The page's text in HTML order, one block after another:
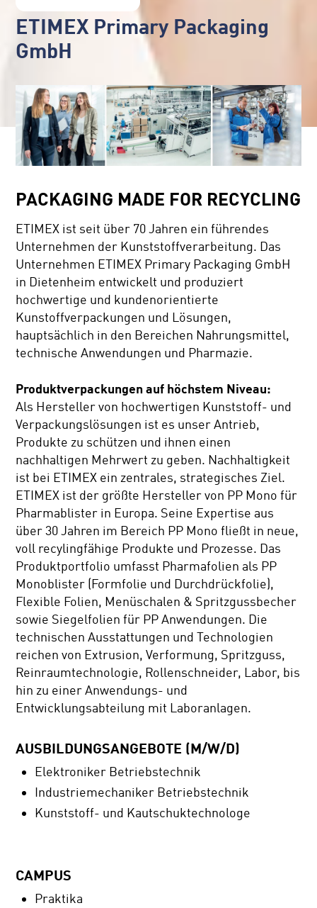
ETIMEX Primary Packaging
GmbH
PACKAGING MADE FOR RECYCLING
ETIMEX ist seit über 70 Jahren ein führendes
Unternehmen der Kunststoffverarbeitung. Das
Unternehmen ETIMEX Primary Packaging GmbH
in Dietenheim entwickelt und produziert
hochwertige und kundenorientierte
Kunstoffverpackungen und Lösungen,
hauptsächlich in den Bereichen Nahrungsmittel,
technische Anwendungen und Pharmazie.
Produktverpackungen auf höchstem Niveau:
Als Hersteller von hochwertigen Kunststoff- und
Verpackungslösungen ist es unser Antrieb,
Produkte zu schützen und ihnen einen
nachhaltigen Mehrwert zu geben. Nachhaltigkeit
ist bei ETIMEX ein zentrales, strategisches Ziel.
ETIMEX ist der größte Hersteller von PP Mono für
Pharmablister in Europa. Seine Expertise aus
über 30 Jahren im Bereich PP Mono fließt in neue,
voll recylingfähige Produkte und Prozesse. Das
Produktportfolio umfasst Pharmafolien als PP
Monoblister (Formfolie und Durchdrückfolie),
Flexible Folien, Menüschalen & Spritzgussbecher
sowie Siegelfolien für PP Anwendungen. Die
technischen Ausstattungen und Technologien
reichen von Extrusion, Verformung, Spritzguss,
Reinraumtechnologie, Rollenschneider, Labor, bis
hin zu einer Anwendungs- und
Entwicklungsabteilung mit Laboranlagen.
AUSBILDUNGSANGEBOTE (M/W/D)
Elektroniker Betriebstechnik
Industriemechaniker Betriebstechnik
Kunststoff- und Kautschuktechnologe
CAMPUS
Praktika